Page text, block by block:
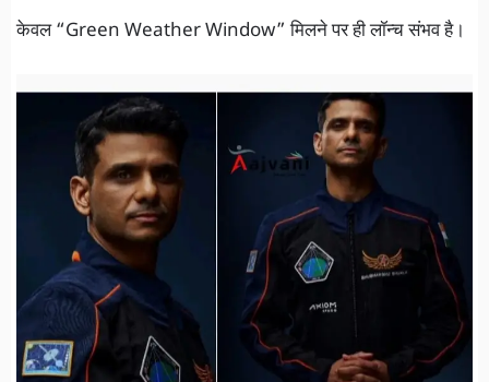
केवल “Green Weather Window” मिलने पर ही लॉन्च संभव है।